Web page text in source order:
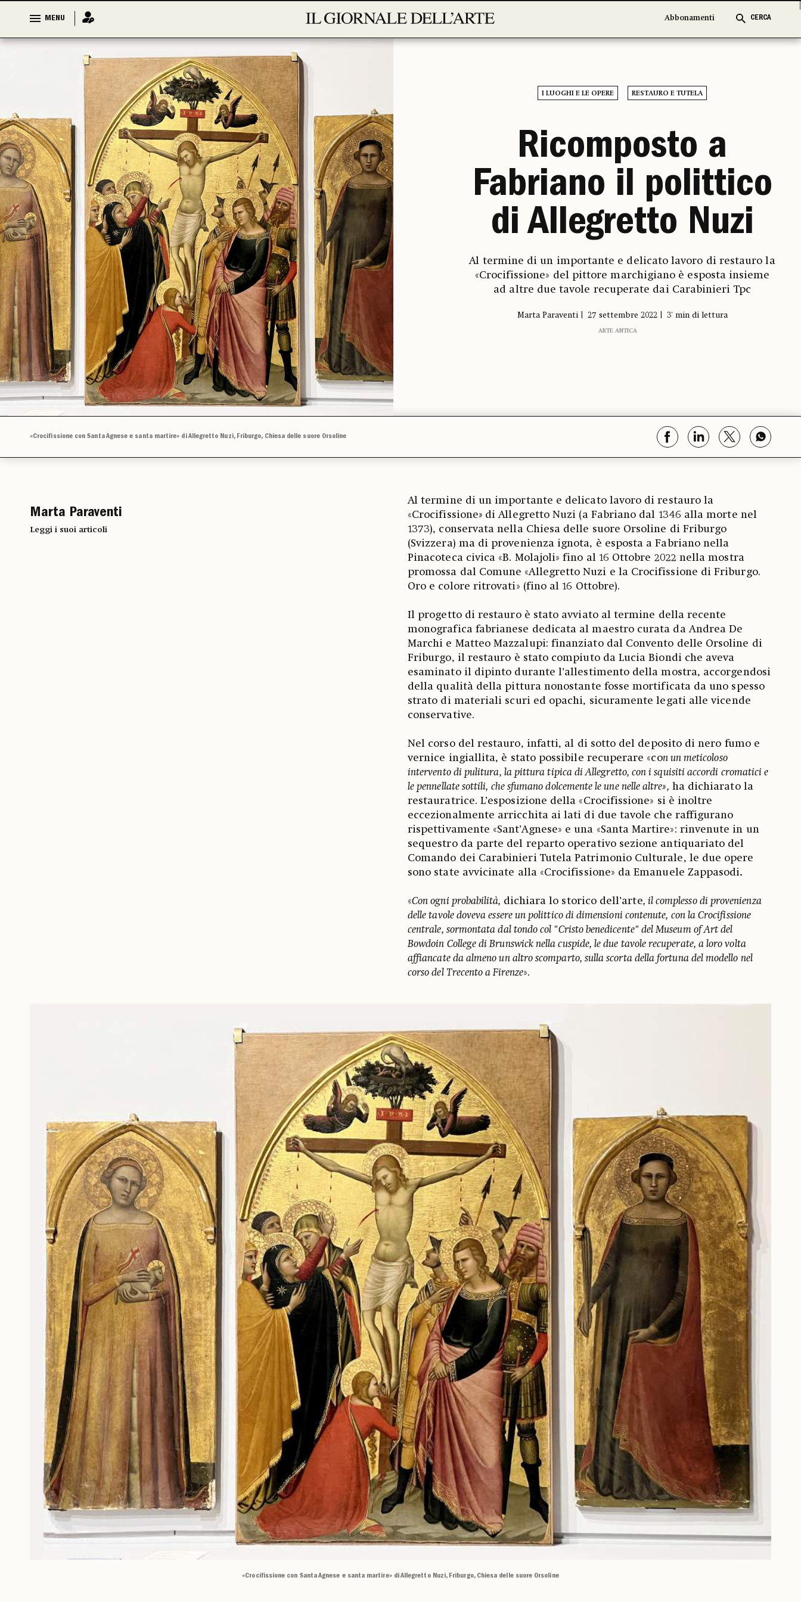
MENU Abbonamenti CERCA
MENU Abbonamenti CERCA
I LUOGHI E LE OPERE RESTAURO E TUTELA
Ricomposto a
Fabriano il polittico
di Allegretto Nuzi
Al termine di un importante e delicato lavoro di restauro la
«Crocifissione» del pittore marchigiano è esposta insieme
ad altre due tavole recuperate dai Carabinieri Tpc
Marta Paraventi 27 settembre 2022 3' min di lettura
ARTE ANTICA
«Crocifissione con Santa Agnese e santa martire» di Allegretto Nuzi, Friburgo, Chiesa delle suore Orsoline
Marta Paraventi
Leggi i suoi articoli
Al termine di un importante e delicato lavoro di restauro la
«Crocifissione» di Allegretto Nuzi (a Fabriano dal 1346 alla morte nel
1373), conservata nella Chiesa delle suore Orsoline di Friburgo
(Svizzera) ma di provenienza ignota, è esposta a Fabriano nella
Pinacoteca civica «B. Molajoli» fino al 16 Ottobre 2022 nella mostra
promossa dal Comune «Allegretto Nuzi e la Crocifissione di Friburgo.
Oro e colore ritrovati» (fino al 16 Ottobre).
Il progetto di restauro è stato avviato al termine della recente
monografica fabrianese dedicata al maestro curata da Andrea De
Marchi e Matteo Mazzalupi: finanziato dal Convento delle Orsoline di
Friburgo, il restauro è stato compiuto da Lucia Biondi che aveva
esaminato il dipinto durante l’allestimento della mostra, accorgendosi
della qualità della pittura nonostante fosse mortificata da uno spesso
strato di materiali scuri ed opachi, sicuramente legati alle vicende
conservative.
Nel corso del restauro, infatti, al di sotto del deposito di nero fumo e
vernice ingiallita, è stato possibile recuperare «con un meticoloso
intervento di pulitura, la pittura tipica di Allegretto, con i squisiti accordi cromatici e
le pennellate sottili, che sfumano dolcemente le une nelle altre», ha dichiarato la
restauratrice. L’esposizione della «Crocifissione» si è inoltre
eccezionalmente arricchita ai lati di due tavole che raffigurano
rispettivamente «Sant’Agnese» e una «Santa Martire»: rinvenute in un
sequestro da parte del reparto operativo sezione antiquariato del
Comando dei Carabinieri Tutela Patrimonio Culturale, le due opere
sono state avvicinate alla «Crocifissione» da Emanuele Zappasodi.
«Con ogni probabilità, dichiara lo storico dell’arte, il complesso di provenienza
delle tavole doveva essere un polittico di dimensioni contenute, con la Crocifissione
centrale, sormontata dal tondo col "Cristo benedicente" del Museum of Art del
Bowdoin College di Brunswick nella cuspide, le due tavole recuperate, a loro volta
affiancate da almeno un altro scomparto, sulla scorta della fortuna del modello nel
corso del Trecento a Firenze».
«Crocifissione con Santa Agnese e santa martire» di Allegretto Nuzi, Friburgo, Chiesa delle suore Orsoline